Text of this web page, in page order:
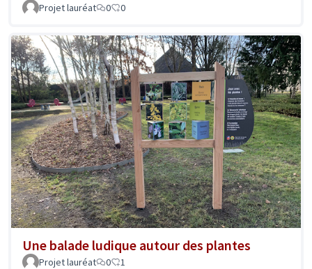
Projet lauréat 0 0
Une balade ludique autour des plantes
Projet lauréat 0 1